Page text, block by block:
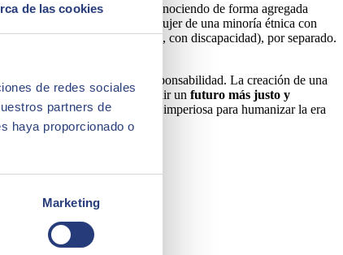
de las cookies
de redes sociales
partners de
haya proporcionado o
Marketing
, como el género o la raza, reconociendo de forma agregada
otras muchas. Así, una mujer de una minoría étnica con
(mujer, etnia minoritaria, con discapacidad), por separado.
origen, con conciencia y responsabilidad. La creación de una
Solo así podremos construir un futuro más justo y
y una necesidad imperiosa para humanizar la era